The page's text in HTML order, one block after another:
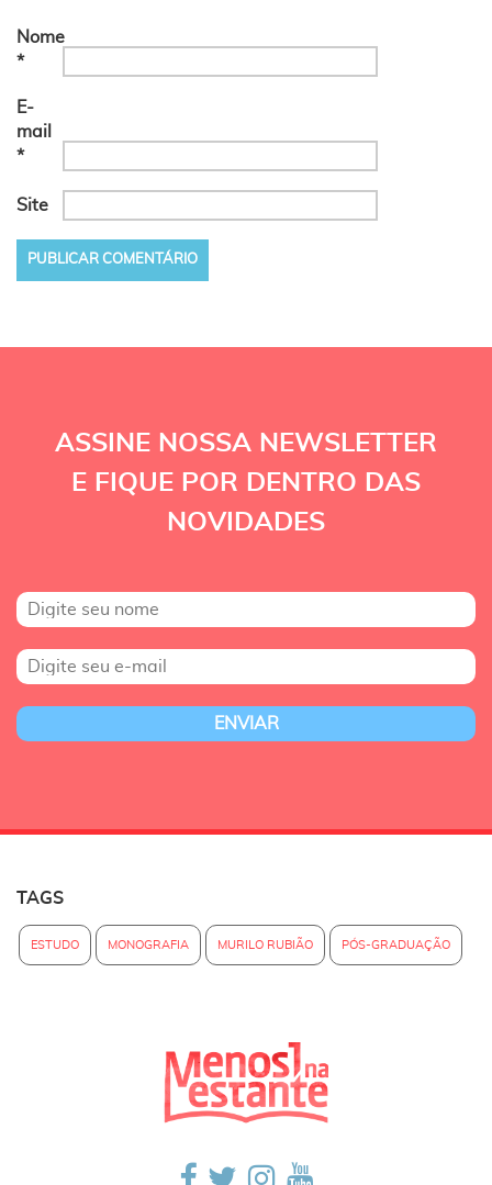
Nome
*
E-
mail
*
Site
ASSINE NOSSA NEWSLETTER
E FIQUE POR DENTRO DAS
NOVIDADES
TAGS
ESTUDO MONOGRAFIA MURILO RUBIÃO PÓS-GRADUAÇÃO